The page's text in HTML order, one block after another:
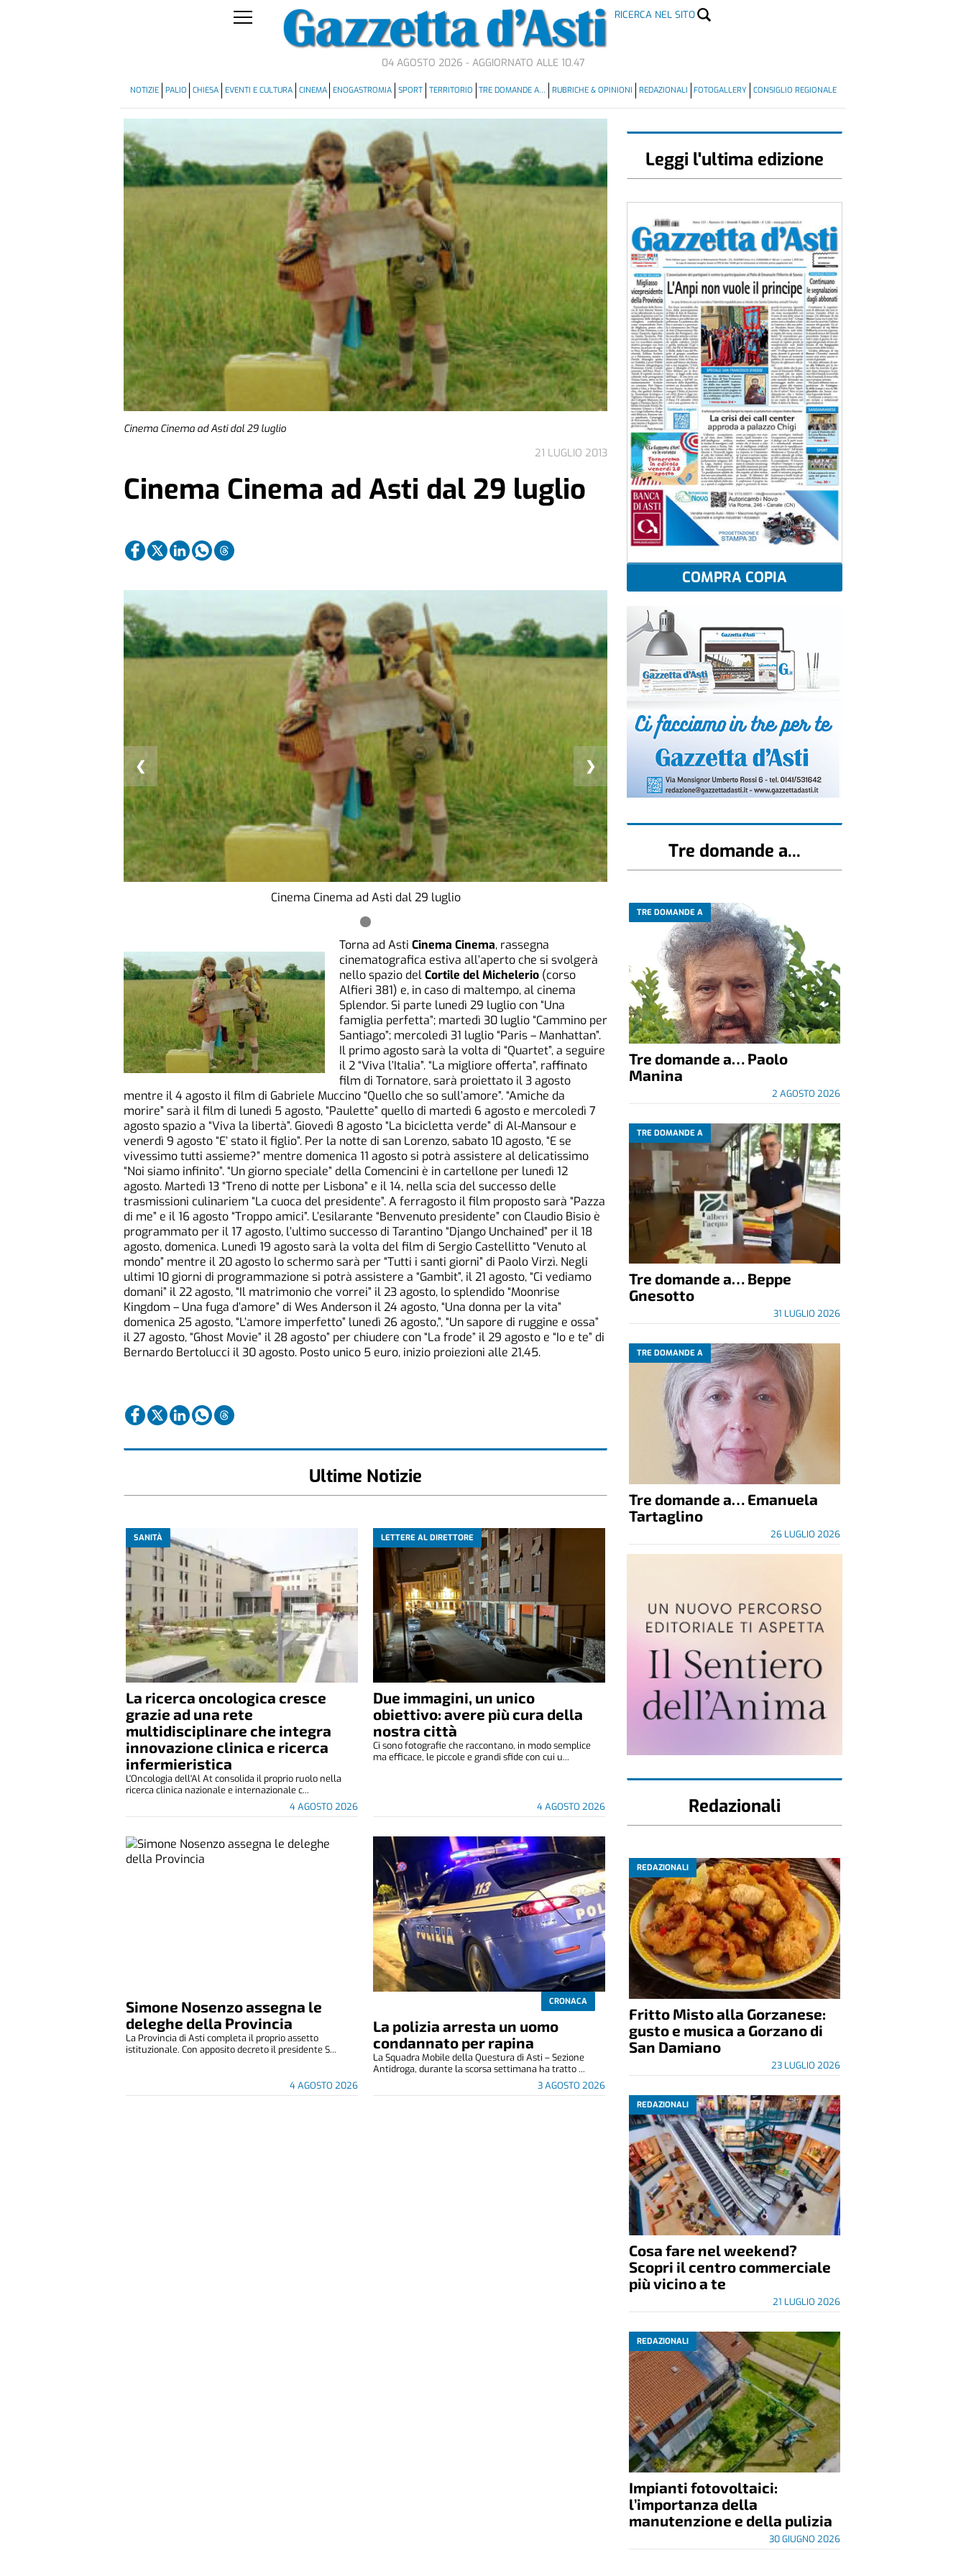
RICERCA NEL SITO
04 AGOSTO 2026 - AGGIORNATO ALLE 10.47
NOTIZIE PALIO CHIESA EVENTI E CULTURA CINEMA ENOGASTROMIA SPORT TERRITORIO TRE DOMANDE A… RUBRICHE & OPINIONI REDAZIONALI FOTOGALLERY CONSIGLIO REGIONALE
Cinema Cinema ad Asti dal 29 luglio
21 LUGLIO 2013
Cinema Cinema ad Asti dal 29 luglio
Cinema Cinema ad Asti dal 29 luglio
❮ ❯
Torna ad Asti Cinema Cinema, rassegna
cinematografica estiva all’aperto che si svolgerà
nello spazio delCortile del Michelerio (corso
Alfieri 381) e, in caso di maltempo, al cinema
Splendor. Si parte lunedì 29 luglio con “Una
famiglia perfetta”; martedì 30 luglio “Cammino per
Santiago”; mercoledì 31 luglio “Paris – Manhattan”.
Il primo agosto sarà la volta di “Quartet”, a seguire
il 2 “Viva l’Italia”. “La migliore offerta”, raffinato
film di Tornatore, sarà proiettato il 3 agosto
mentre il 4 agosto il film di Gabriele Muccino “Quello che so sull’amore”. “Amiche da
morire” sarà il film di lunedì 5 agosto, “Paulette” quello di martedì 6 agosto e mercoledì 7
agosto spazio a “Viva la libertà”. Giovedì 8 agosto “La bicicletta verde” di Al-Mansour e
venerdì 9 agosto “E’ stato il figlio”. Per la notte di san Lorenzo, sabato 10 agosto, “E se
vivessimo tutti assieme?” mentre domenica 11 agosto si potrà assistere al delicatissimo
“Noi siamo infinito”. “Un giorno speciale” della Comencini è in cartellone per lunedì 12
agosto. Martedì 13 “Treno di notte per Lisbona” e il 14, nella scia del successo delle
trasmissioni culinariem “La cuoca del presidente”. A ferragosto il film proposto sarà “Pazza
di me” e il 16 agosto “Troppo amici”. L’esilarante “Benvenuto presidente” con Claudio Bisio è
programmato per il 17 agosto, l’ultimo successo di Tarantino “Django Unchained” per il 18
agosto, domenica. Lunedì 19 agosto sarà la volta del film di Sergio Castellitto “Venuto al
mondo” mentre il 20 agosto lo schermo sarà per “Tutti i santi giorni” di Paolo Virzì. Negli
ultimi 10 giorni di programmazione si potrà assistere a “Gambit”, il 21 agosto, “Ci vediamo
domani” il 22 agosto, “Il matrimonio che vorrei” il 23 agosto, lo splendido “Moonrise
Kingdom – Una fuga d’amore” di Wes Anderson il 24 agosto, “Una donna per la vita”
domenica 25 agosto, “L’amore imperfetto” lunedì 26 agosto,”, “Un sapore di ruggine e ossa”
il 27 agosto, “Ghost Movie” il 28 agosto” per chiudere con “La frode” il 29 agosto e “Io e te” di
Bernardo Bertolucci il 30 agosto. Posto unico 5 euro, inizio proiezioni alle 21,45.
Ultime Notizie
SANITÀ
La ricerca oncologica cresce
grazie ad una rete
multidisciplinare che integra
innovazione clinica e ricerca
infermieristica
4 AGOSTO 2026
L'Oncologia dell'Al At consolida il proprio ruolo nella
ricerca clinica nazionale e internazionale c...
LETTERE AL DIRETTORE
Due immagini, un unico
obiettivo: avere più cura della
nostra città
4 AGOSTO 2026
Ci sono fotografie che raccontano, in modo semplice
ma efficace, le piccole e grandi sfide con cui u...
Simone Nosenzo assegna le
deleghe della Provincia
4 AGOSTO 2026
La Provincia di Asti completa il proprio assetto
istituzionale. Con apposito decreto il presidente S...
CRONACA
La polizia arresta un uomo
condannato per rapina
3 AGOSTO 2026
La Squadra Mobile della Questura di Asti – Sezione
Antidroga, durante la scorsa settimana ha tratto ...
Leggi l'ultima edizione
COMPRA COPIA
Tre domande a...
TRE DOMANDE A
Tre domande a… Paolo
Manina
2 AGOSTO 2026
TRE DOMANDE A
Tre domande a… Beppe
Gnesotto
31 LUGLIO 2026
TRE DOMANDE A
Tre domande a… Emanuela
Tartaglino
26 LUGLIO 2026
Redazionali
REDAZIONALI
Fritto Misto alla Gorzanese:
gusto e musica a Gorzano di
San Damiano
23 LUGLIO 2026
REDAZIONALI
Cosa fare nel weekend?
Scopri il centro commerciale
più vicino a te
21 LUGLIO 2026
REDAZIONALI
Impianti fotovoltaici:
l’importanza della
manutenzione e della pulizia
30 GIUGNO 2026